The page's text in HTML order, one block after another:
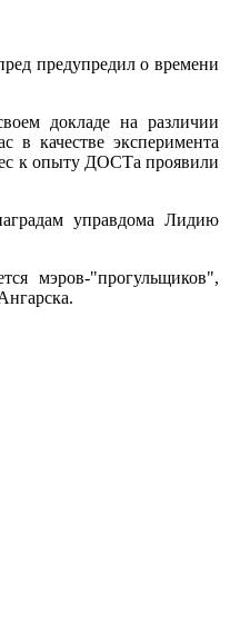
предупредил о времени
докладе на различии
в качестве эксперимента
к опыту ДОСТа проявили
управдома Лидию
мэров-"прогульщиков",